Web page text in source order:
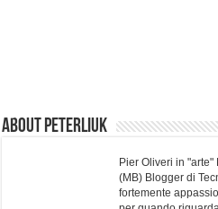
About Peterliuk
Pier Oliveri in
(MB) Blogger di
fortemente